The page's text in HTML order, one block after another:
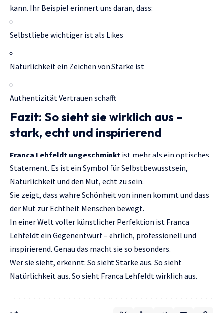
kann. Ihr Beispiel erinnert uns daran, dass:
Selbstliebe wichtiger ist als Likes
Natürlichkeit ein Zeichen von Stärke ist
Authentizität Vertrauen schafft
Fazit: So sieht sie wirklich aus –
stark, echt und inspirierend
Franca Lehfeldt ungeschminkt ist mehr als ein optisches
Statement. Es ist ein Symbol für Selbstbewusstsein,
Natürlichkeit und den Mut, echt zu sein.
Sie zeigt, dass wahre Schönheit von innen kommt und dass
der Mut zur Echtheit Menschen bewegt.
In einer Welt voller künstlicher Perfektion ist Franca
Lehfeldt ein Gegenentwurf – ehrlich, professionell und
inspirierend. Genau das macht sie so besonders.
Wer sie sieht, erkennt: So sieht Stärke aus. So sieht
Natürlichkeit aus. So sieht Franca Lehfeldt wirklich aus.